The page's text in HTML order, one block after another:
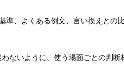
準、よくある例文、言い換えとの
ないように、使う場面ごとの判断